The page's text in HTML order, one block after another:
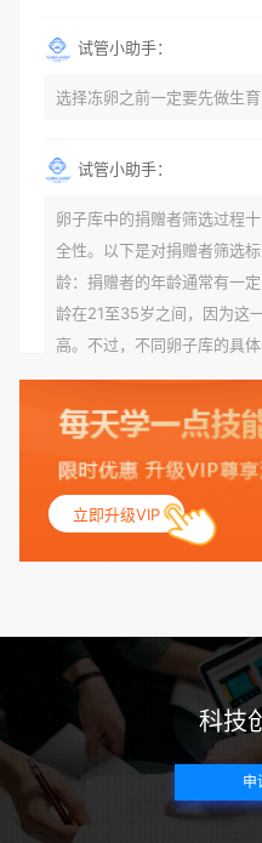
试管小助手：
选择冻卵之前一定要先做生育
试管小助手：
卵子库中的捐赠者筛选过程
全性。以下是对捐赠者筛选
龄：捐赠者的年龄通常有一
龄在21至35岁之间，因为这
高。不过，不同卵子库的具
量指数（BMI）：捐赠者的
保其身体健康状况良好。过
联，包括不孕症和妊娠并发
的月经期，无生殖障碍或异
妇科检查，以确保其生殖系
捐赠者及其家庭成员需要无
病史。这通常需要通过基因
带任何可传染给受卵者的病
要是非尼古丁使用者、非吸
影响卵子质量的药物，如某
心理标准 学历要求：部分卵
但这并非普遍标准。一些卵
育的女性作为捐赠者，但这
立即升级VIP
科技
申